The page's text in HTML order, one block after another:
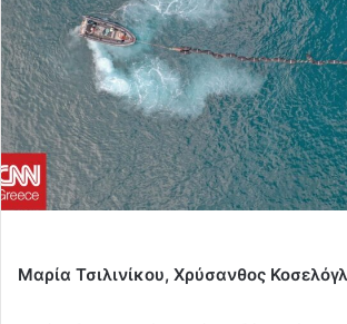
Μαρία Τσιλινίκου, Χρύσανθος